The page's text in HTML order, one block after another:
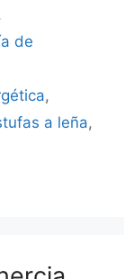
,
de
,
a leña,